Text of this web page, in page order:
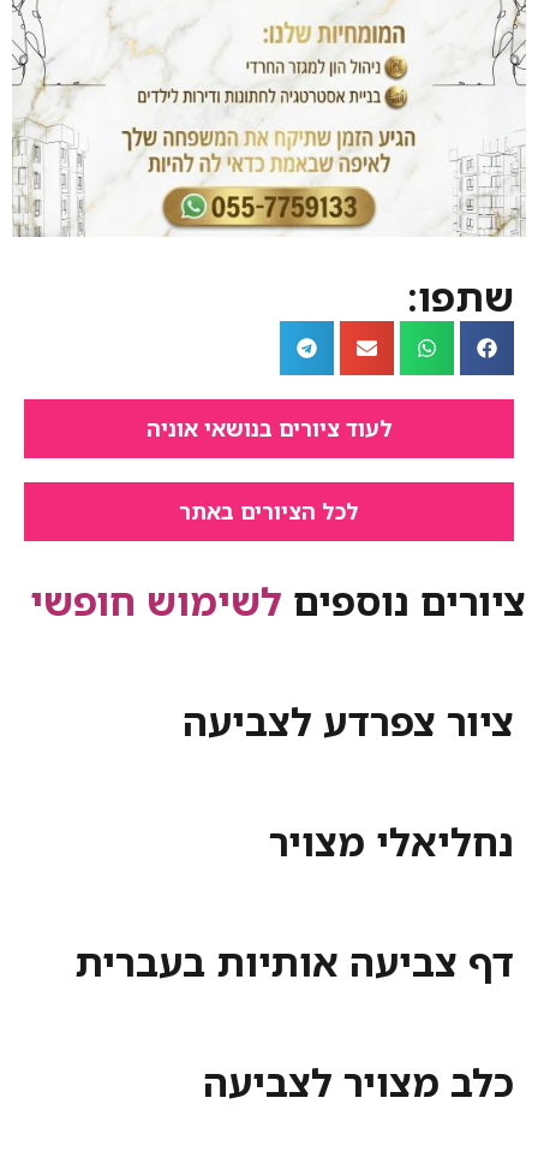
שתפו:
לעוד ציורים בנושאי אוניה
לכל הציורים באתר
ציורים נוספים לשימוש חופשי
ציור צפרדע לצביעה
נחליאלי מצויר
דף צביעה אותיות בעברית
כלב מצויר לצביעה